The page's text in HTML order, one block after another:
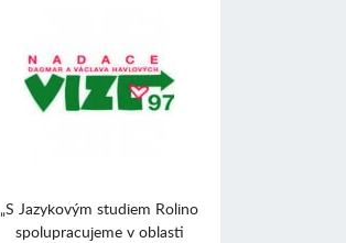
„S Jazykovým studiem Rolino
spolupracujeme v oblasti